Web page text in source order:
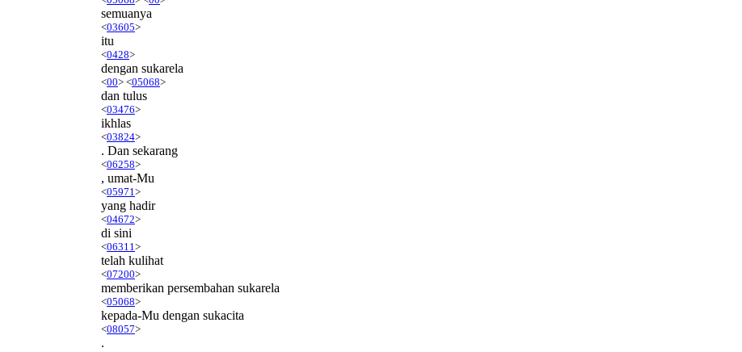
semuanya
<03605>
itu
<0428>
dengan sukarela
<00> <05068>
dan tulus
<03476>
ikhlas
<03824>
. Dan sekarang
<06258>
, umat-Mu
<05971 >
yang hadir
<04672>
di sini
<06311 >
telah kulihat
<07200>
memberikan persembahan sukarela
<05068>
kepada-Mu dengan sukacita
<08057>
.